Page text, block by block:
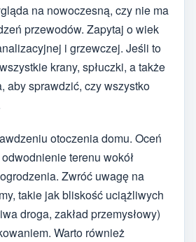
na nowoczesną, czy nie ma
przewodów. Zapytaj o wiek
i grzewczej. Jeśli to
krany, spłuczki, a także
aby sprawdzić, czy wszystko
otoczenia domu. Oceń
terenu wokół
Zwróć uwagę na
takie jak bliskość uciążliwych
droga, zakład przemysłowy)
Warto również